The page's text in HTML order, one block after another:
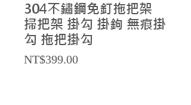
304不鏽鋼免釘拖把架
掃把架 掛勾 掛鉤 無痕掛
勾 拖把掛勾
NT$399.00Price